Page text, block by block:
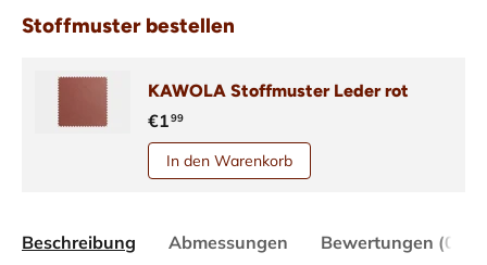
Stoffmuster bestellen
KAWOLA Stoffmuster Leder rot
€199
In den Warenkorb
Beschreibung Abmessungen Bewertungen (0)